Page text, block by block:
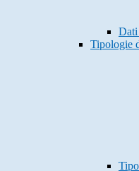
Dati
Tipologie